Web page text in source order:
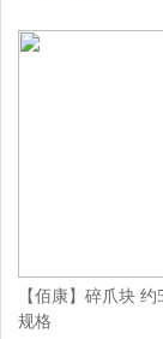
【佰康】碎爪块 约50g/块 9kg 多
规格